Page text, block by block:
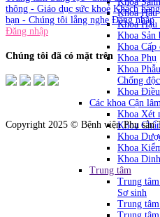
Khoa Hậu
Khoa Hậu
Khoa Sản
Khoa Cấp
Khoa Phụ
Khoa
Chống độc
Khoa
Các khoa Cận
Khoa Xét
Khoa
Khoa
Khoa
Khoa
Trung tâm
Trung
Sơ sinh
Trung
thông - Giáo dục sức khoẻ Khách
bạn - Chúng tôi lắng nghe Đăng nhập
Đăng nhập
Chúng tôi đã có mặt trên
Copyright 2025 © Bệnh viện Phụ sản